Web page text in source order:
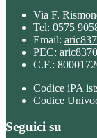
Via F.
Tel: 0575
Email:
PEC:
C.F.:
Codice iPA
Codice
Seguici su